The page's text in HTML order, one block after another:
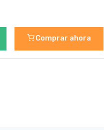
Comprar ahora